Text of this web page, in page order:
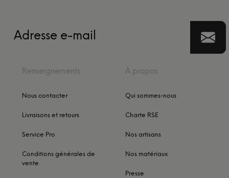
Renseignements
Nous contacter
Livraisons et retours
Service Pro
Conditions générales de
vente
À propos
Qui sommes-nous
Charte RSE
Nos artisans
Nos matériaux
Presse